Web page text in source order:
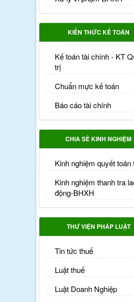
KIẾN THỨC KẾ TOÁN
Kế toán tài chính - KT
trị
Chuẩn mực kế toán
Báo cáo tài chính
CHIA SẺ KINH NGHIỆM
Kinh nghiệm quyết toán
Kinh nghiệm thanh tra
động-BHXH
THƯ VIỆN PHÁP LUẬT
Tin tức thuế
Luật thuế
Luật Doanh Nghiệp